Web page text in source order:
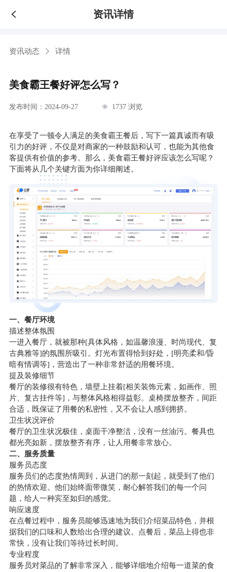
资讯详情
资讯动态 详情
美食霸王餐好评怎么写？
发布时间：2024-09-27 1737 浏览
在享受了一顿令人满足的美食霸王餐后，写下一篇真诚而有吸
引力的好评，不仅是对商家的一种鼓励和认可，也能为其他食
客提供有价值的参考。那么，美食霸王餐好评应该怎么写呢？
下面将从几个关键方面为你详细阐述。
一、餐厅环境
描述整体氛围
一进入餐厅，就被那种[具体风格，如温馨浪漫、时尚现代、复
古典雅等]的氛围所吸引。灯光布置得恰到好处，[明亮柔和/昏
暗有情调等]，营造出了一种非常舒适的用餐环境。
提及装修细节
餐厅的装修很有特色，墙壁上挂着[相关装饰元素，如画作、照
片、复古挂件等]，与整体风格相得益彰。桌椅摆放整齐，间距
合适，既保证了用餐的私密性，又不会让人感到拥挤。
卫生状况评价
餐厅的卫生状况极佳，桌面干净整洁，没有一丝油污。餐具也
都光亮如新，摆放整齐有序，让人用餐非常放心。
二、服务质量
服务员态度
服务员们的态度热情周到，从进门的那一刻起，就受到了他们
的热情欢迎。他们始终面带微笑，耐心解答我们的每一个问
题，给人一种宾至如归的感觉。
响应速度
在点餐过程中，服务员能够迅速地为我们介绍菜品特色，并根
据我们的口味和人数给出合理的建议。点餐后，菜品上得也非
常快，没有让我们等待过长时间。
专业程度
服务员对菜品的了解非常深入，能够详细地介绍每一道菜的食